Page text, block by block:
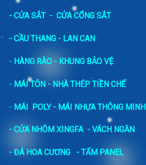
- CỬA SẮT- CỬA CỔNG SẮT
- CẦU THANG - LAN CAN
- HÀNG RÀO - KHUNG BẢO VỆ
- MÁI TÔN - NHÀ THÉP TIỀN CHẾ
- MÁI POLY - MÁI NHỰA THÔNG MINH
- CỬA NHÔM XINGFA - VÁCH NGĂN
- ĐÁ HOA CƯƠNG - TẤM PANEL